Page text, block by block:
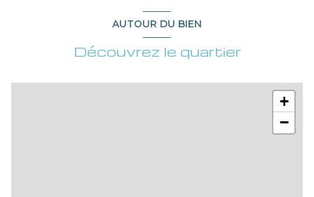
AUTOUR DU BIEN
Découvrez le quartier
+
−